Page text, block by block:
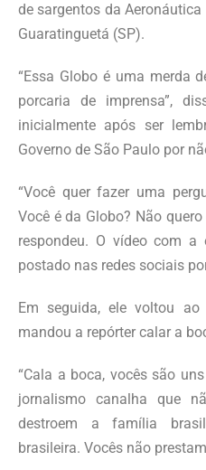
de sargentos da
Guaratinguetá (SP).
“Essa Globo é uma merda
porcaria de imprensa”,
inicialmente após ser
Governo de São Paulo por
“Você quer fazer uma
Você é da Globo? Não
respondeu. O vídeo com a
postado nas redes sociais
Em seguida, ele voltou
mandou a repórter calar a
“Cala a boca, vocês são
jornalismo canalha que
destroem a família
brasileira. Vocês não